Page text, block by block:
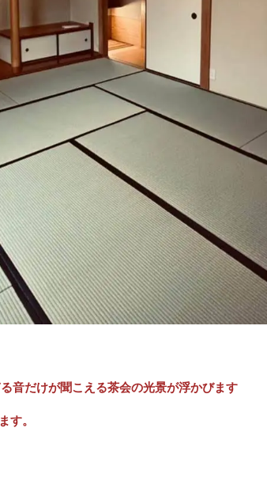
音だけが聞こえる茶会の光景が浮かびます
す。